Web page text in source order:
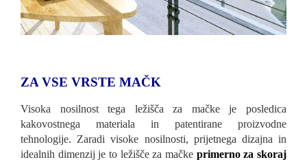
ZA VSE VRSTE MAČK
Visoka nosilnost tega ležišča za mačke je posledica
kakovostnega materiala in patentirane proizvodne
tehnologije. Zaradi visoke nosilnosti, prijetnega dizajna in
idealnih dimenzij je to ležišče za mačke primerno za skoraj